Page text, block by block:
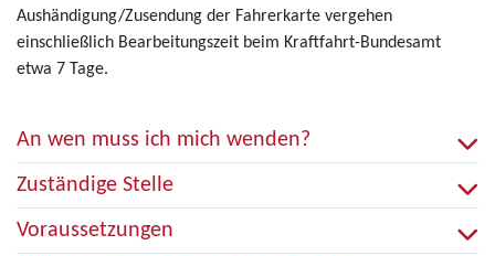
Aushändigung/Zusendung der Fahrerkarte vergehen
einschließlich Bearbeitungszeit beim Kraftfahrt-Bundesamt
etwa 7 Tage.
An wen muss ich mich wenden?
Zuständige Stelle
Voraussetzungen